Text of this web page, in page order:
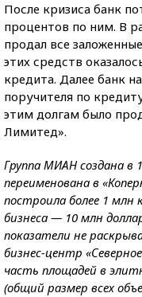
После кризиса банк
процентов по ним. В
продал все
этих средств
кредита. Далее банк
поручителя по
этим долгам было
Лимитед».
Группа МИАН создана в
переименована в
построила более 1
бизнеса — 10 млн
показатели не
бизнес-центр
часть площадей в
(общий размер всех